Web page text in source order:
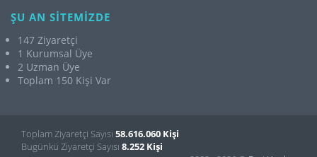
ŞU AN SİTEMİZDE
147 Ziyaretçi
1 Kurumsal Üye
2 Uzman Üye
Toplam 150 Kişi Var
Toplam Ziyaretçi Sayısı 58.616.060 Kişi
Bugünkü Ziyaretçi Sayısı 8.252 Kişi